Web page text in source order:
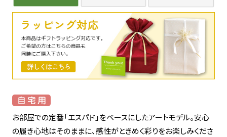
お部屋での定番「エスパド」をベースにしたアートモデル。安心
の履き心地はそのままに、感性がときめく彩りをお楽しみくださ